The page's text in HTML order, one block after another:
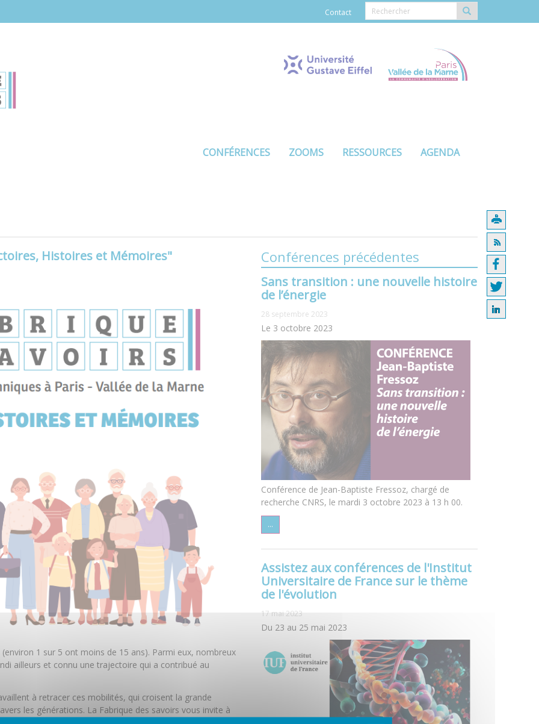
Contact
CONFÉRENCES ZOOMS RESSOURCES AGENDA
Histoires et Mémoires"
1 sur 5 ont moins de 15 ans). Parmi eux, nombreux
ailleurs et connu une trajectoire qui a contribué au
à retracer ces mobilités, qui croisent la grande
les générations. La Fabrique des savoirs vous invite à
Conférences précédentes
Sans transition : une nouvelle histoire
de l’énergie
28 septembre 2023
Le 3 octobre 2023
Conférence de Jean-Baptiste Fressoz, chargé de
recherche CNRS, le mardi 3 octobre 2023 à 13 h 00.
...
Assistez aux conférences de l'Institut
Universitaire de France sur le thème
de l'évolution
17 mai 2023
Du 23 au 25 mai 2023